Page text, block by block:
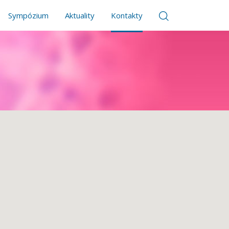
Sympózium Aktuality Kontakty